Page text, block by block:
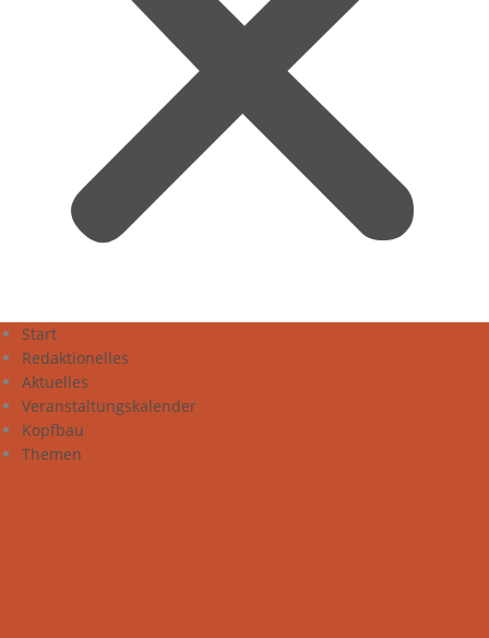
Start
Redaktionelles
Aktuelles
Veranstaltungskalender
Kopfbau
Themen